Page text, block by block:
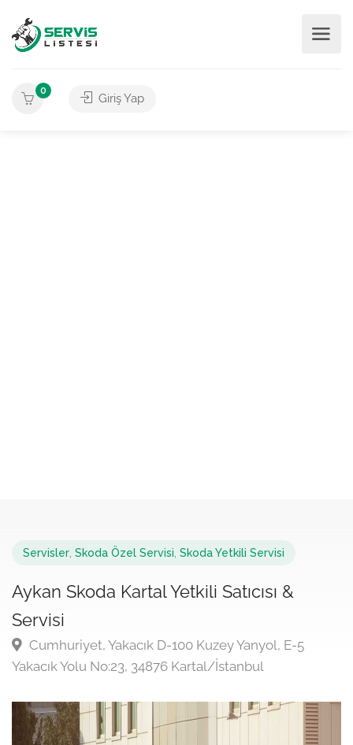
0
Giriş Yap
Servisler Skoda Özel Servisi Skoda Yetkili Servisi
Aykan Skoda Kartal Yetkili Satıcısı &
Servisi
Cumhuriyet, Yakacık D-100 Kuzey Yanyol, E-5
Yakacık Yolu No:23, 34876 Kartal/İstanbul